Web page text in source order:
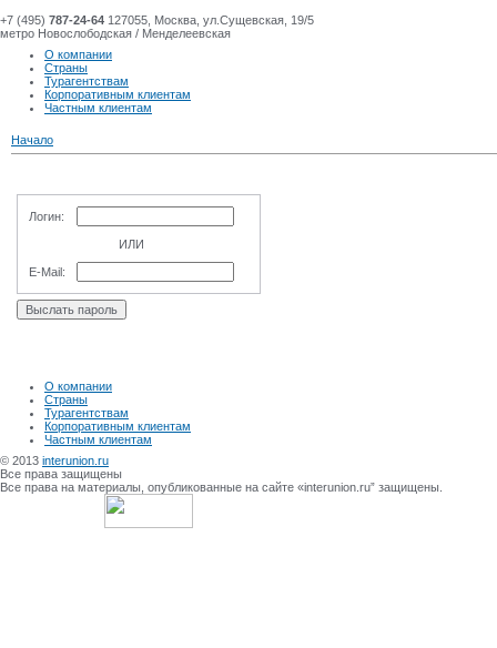
+7 (495) 787-24-64 127055, Москва, ул.Сущевская, 19/5
метро Новослободская / Менделеевская
О компании
Страны
Турагентствам
Корпоративным клиентам
Частным клиентам
Начало
Логин:
ИЛИ
E-Mail:
О компании
Страны
Турагентствам
Корпоративным клиентам
Частным клиентам
© 2013 interunion.ru
Все права защищены
Все права на материалы, опубликованные на сайте «interunion.ru” защищены.